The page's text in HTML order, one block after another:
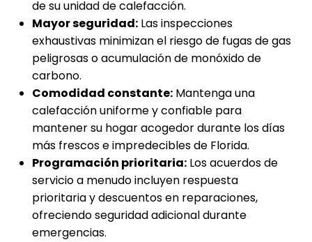
de su unidad de calefacción.
Mayor seguridad: Las inspecciones
exhaustivas minimizan el riesgo de fugas de gas
peligrosas o acumulación de monóxido de
carbono.
Comodidad constante: Mantenga una
calefacción uniforme y confiable para
mantener su hogar acogedor durante los días
más frescos e impredecibles de Florida.
Programación prioritaria: Los acuerdos de
servicio a menudo incluyen respuesta
prioritaria y descuentos en reparaciones,
ofreciendo seguridad adicional durante
emergencias.